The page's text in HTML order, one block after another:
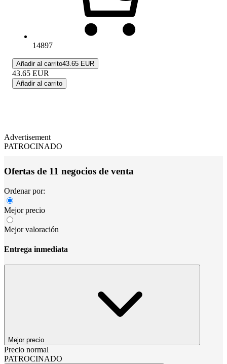
14897
Añadir al carrito43.65 EUR
43.65 EUR
Añadir al carrito
Advertisement
PATROCINADO
Ofertas de 11 negocios de venta
Ordenar por:
Mejor precio
Mejor valoración
Entrega inmediata
Mejor precio
Precio normal
PATROCINADO